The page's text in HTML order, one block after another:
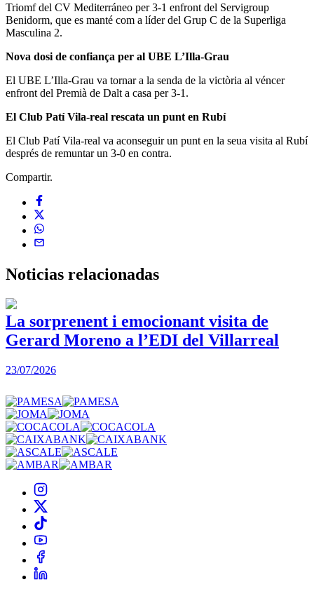
Triomf del CV Mediterráneo per 3-1 enfront del Servigroup
Benidorm, que es manté com a líder del Grup C de la Superliga
Masculina 2.
Nova dosi de confiança per al UBE L’Illa-Grau
El UBE L’Illa-Grau va tornar a la senda de la victòria al véncer
enfront del Premià de Dalt a casa per 3-1.
El Club Patí Vila-real rescata un punt en Rubí
El Club Patí Vila-real va aconseguir un punt en la seua visita al Rubí
després de remuntar un 3-0 en contra.
Compartir.
Noticias relacionadas
La sorprenent i emocionant visita de
Gerard Moreno a l’EDI del Villarreal
23/07/2026